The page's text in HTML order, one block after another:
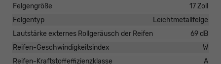
Felgengröße
17 Zoll
Felgentyp
Leichtmetallfelge
Lautstärke externes Rollgeräusch der Reifen
69 dB
Reifen-Geschwindigkeitsindex
W
Reifen-Kraftstoffeffizienzklasse
A